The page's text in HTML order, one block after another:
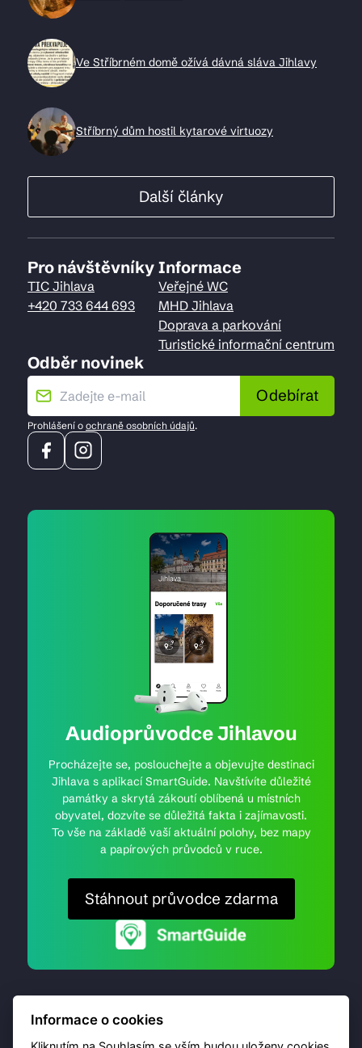
Ve Stříbrném domě ožívá dávná sláva Jihlavy
Stříbrný dům hostil kytarové virtuozy
Další články
Pro návštěvníky
TIC Jihlava
+420 733 644 693
Informace
Veřejné WC
MHD Jihlava
Doprava a parkování
Turistické informační centrum
Odběr novinek
Odebírat
Prohlášení o ochraně osobních údajů.
Audioprůvodce Jihlavou
Procházejte se, poslouchejte a objevujte destinaci
Jihlava s aplikací SmartGuide. Navštívíte důležité
památky a skrytá zákoutí oblíbená u místních
obyvatel, dozvíte se důležitá fakta i zajímavosti.
To vše na základě vaší aktuální polohy, bez mapy
a papírových průvodců v ruce.
Stáhnout průvodce zdarma
Informace o cookies